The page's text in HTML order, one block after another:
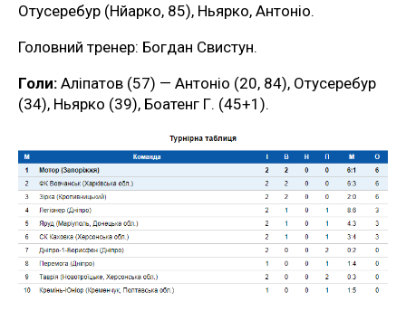
Отусеребур (Нйарко, 85), Ньярко, Антоніо.
Головний тренер: Богдан Свистун.
Голи: Аліпатов (57) — Антоніо (20, 84), Отусеребур
(34), Ньярко (39), Боатенг Г. (45+1).